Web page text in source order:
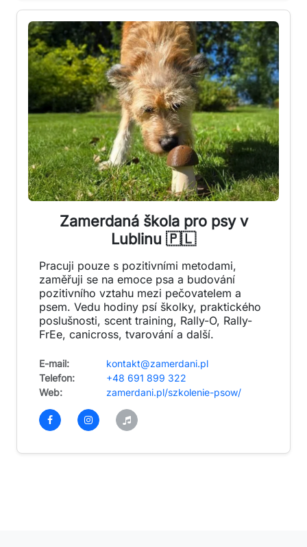
Zamerdaná škola pro psy v
Lublinu 🇵🇱
Pracuji pouze s pozitivními metodami,
zaměřuji se na emoce psa a budování
pozitivního vztahu mezi pečovatelem a
psem. Vedu hodiny psí školky, praktického
poslušnosti, scent training, Rally-O, Rally-
FrEe, canicross, tvarování a další.
E-mail:
kontakt@zamerdani.pl
Telefon:
+48 691 899 322
Web:
zamerdani.pl/szkolenie-psow/